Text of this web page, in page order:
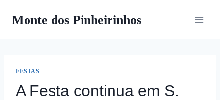
Monte dos Pinheirinhos
FESTAS
A Festa continua em S.